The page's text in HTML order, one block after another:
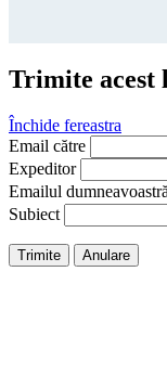
Trimite acest
Închide fereastra
Email către
Expeditor
Emailul dumneavoastră
Subiect
Trimite Anulare